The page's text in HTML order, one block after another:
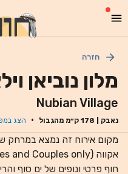
חזרה
מלון נוביאן
Nubian Village
נאבק 178 ק״מ מהגבול · הצג